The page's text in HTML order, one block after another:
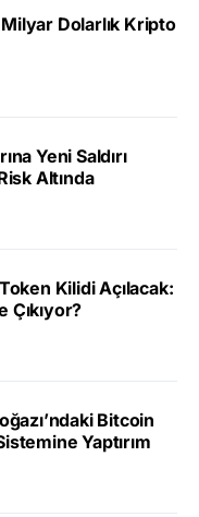
Dolarlık Kripto
Yeni Saldırı
Altında
Kilidi Açılacak:
Çıkıyor?
Bitcoin
Yaptırım